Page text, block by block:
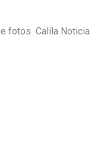
fotos Calila Noticia